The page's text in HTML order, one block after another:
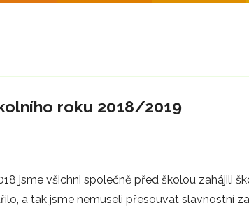
roku 2018/2019
jsme všichni společně před školou zahájili
a tak jsme nemuseli přesouvat slavnostní